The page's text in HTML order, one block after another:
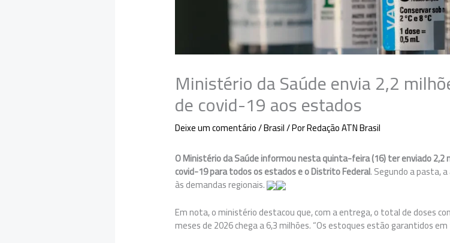
Ministério da Saúde envia 2,2
de covid-19 aos estados
Deixe um comentário/Brasil/ PorRedação ATN Brasil
O Ministério da Saúde informou nesta quinta-feira (16) ter enviado 2,2
covid-19 para todos os estados e o Distrito Federal. Segundo a pasta,
às demandas regionais.
Em nota, o ministério destacou que, com a entrega, o total de doses
meses de 2026 chega a 6,3 milhões. “Os estoques estão garantidos